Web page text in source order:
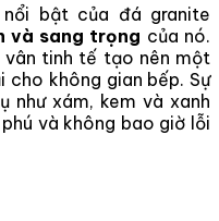
bật của đá granite
và sang trọng của nó.
vân tinh tế tạo nên một
cho không gian bếp. Sự
như xám, kem và xanh
và không bao giờ lỗi